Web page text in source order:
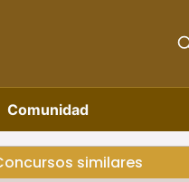
Comunidad
similares